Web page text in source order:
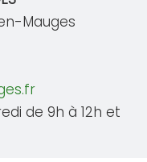
Mauges
de 9h à 12h et